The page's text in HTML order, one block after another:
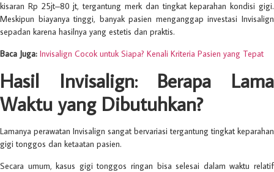
kisaran Rp 25jt–80 jt, tergantung merk dan tingkat keparahan kondisi gigi.
Meskipun biayanya tinggi, banyak pasien menganggap investasi Invisalign
sepadan karena hasilnya yang estetis dan praktis.
Baca Juga: Invisalign Cocok untuk Siapa? Kenali Kriteria Pasien yang Tepat
Hasil Invisalign: Berapa Lama
Waktu yang Dibutuhkan?
Lamanya perawatan Invisalign sangat bervariasi tergantung tingkat keparahan
gigi tonggos dan ketaatan pasien.
Secara umum, kasus gigi tonggos ringan bisa selesai dalam waktu relatif